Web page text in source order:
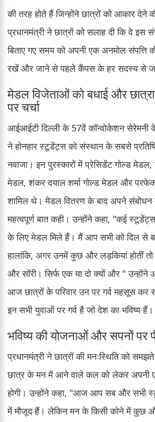
की तरह होते हैं जिन्होंने छात्रों को आकार देने की
प्रधानमंत्री ने छात्रों को सलाह दी कि वे इस
बिताए गए समय को अपनी एक अनमोल संपत्ति
रखें और जाने से पहले कैंपस के हर सदस्य से
मेडल विजेताओं को बधाई और
पर चर्चा
आईआईटी दिल्ली के 57वें कॉन्वोकेशन सेरेमनी के
ने होनहार स्टूडेंट्स को संस्थान के सबसे
नवाजा। इन पुरस्कारों में प्रेसिडेंट गोल्ड मेडल,
मेडल, शंकर दयाल शर्मा गोल्ड मेडल और
शामिल थे। मेडल वितरण के बाद अपने संबोधन
महत्वपूर्ण बात कही। उन्होंने कहा, "कई
के लिए मेडल मिले हैं। मैं आप सभी को दिल से
हालांकि, अगर उनमें कुछ और लड़कियां होतीं तो
और सॉरी। सिर्फ एक या दो क्यों और "
आज छात्रों के परिवार उन पर गर्व महसूस कर
इन सभी युवाओं पर गर्व है जो देश का भविष्य हैं।
भविष्य की योजनाओं और सपनों पर
प्रधानमंत्री ने छात्रों की मनःस्थिति को
छात्र के मन में आने वाले कल को लेकर अपनी
होगी। उन्होंने कहा, "आज आप सब और सभी
में मौजूद हैं। लेकिन मन के किसी कोने में कुछ